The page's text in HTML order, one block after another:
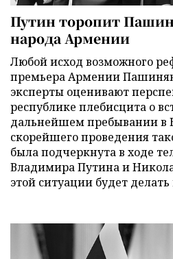
Путин торопит
народа Армении
Любой исход возможного
премьера Армении
эксперты оценивают
республике плебисцита о
дальнейшем пребывании в
скорейшего проведения
была подчеркнута в ходе
Владимира Путина и
этой ситуации будет